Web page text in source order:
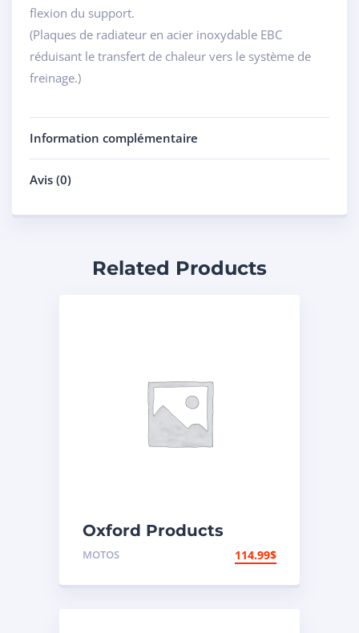
flexion du support.
(Plaques de radiateur en acier inoxydable EBC
réduisant le transfert de chaleur vers le système de
freinage.)
Information complémentaire
Avis (0)
Related Products
Oxford Products
Coffre arrière
MOTOS 114.99$